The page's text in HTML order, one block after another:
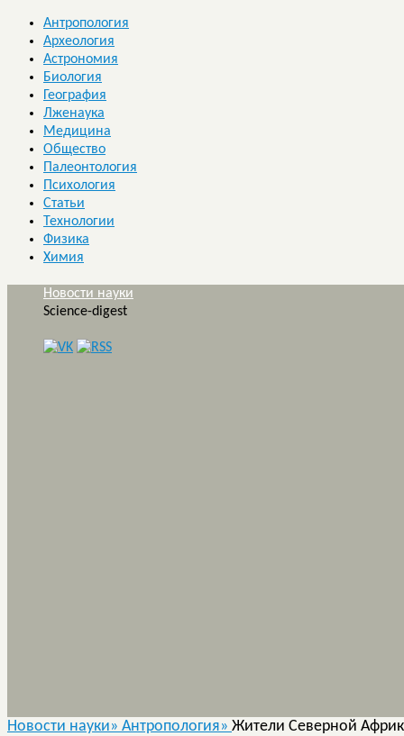
Антропология
Археология
Астрономия
Биология
География
Лженаука
Медицина
Общество
Палеонтология
Психология
Статьи
Технологии
Физика
Химия
Новости науки
Science-digest
Новости науки» Антропология» Жители Северной